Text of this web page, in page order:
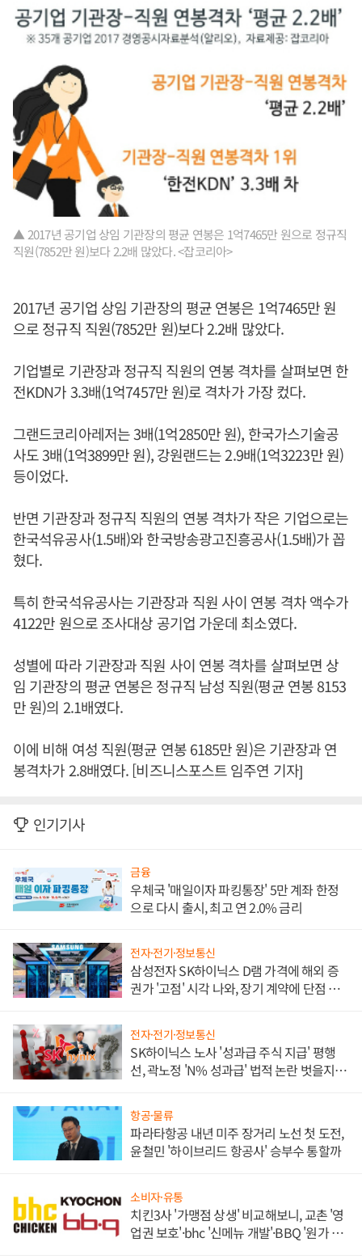
▲ 2017년 공기업 상임 기관장의 평균 연봉은 1억7465만 원으로 정규직
직원(7852만 원)보다 2.2배 많았다. <잡코리아>
2017년 공기업 상임 기관장의 평균 연봉은 1억7465만 원
으로 정규직 직원(7852만 원)보다 2.2배 많았다.
기업별로 기관장과 정규직 직원의 연봉 격차를 살펴보면 한
전KDN가 3.3배(1억7457만 원)로 격차가 가장 컸다.
그랜드코리아레저는 3배(1억2850만 원), 한국가스기술공
사도 3배(1억3899만 원), 강원랜드는 2.9배(1억3223만 원)
등이었다.
반면 기관장과 정규직 직원의 연봉 격차가 작은 기업으로는
한국석유공사(1.5배)와 한국방송광고진흥공사(1.5배)가 꼽
혔다.
특히 한국석유공사는 기관장과 직원 사이 연봉 격차 액수가
4122만 원으로 조사대상 공기업 가운데 최소였다.
성별에 따라 기관장과 직원 사이 연봉 격차를 살펴보면 상
임 기관장의 평균 연봉은 정규직 남성 직원(평균 연봉 8153
만 원)의 2.1배였다.
이에 비해 여성 직원(평균 연봉 6185만 원)은 기관장과 연
봉격차가 2.8배였다. [비즈니스포스트 임주연 기자]
인기기사
금융
우체국 '매일이자 파킹통장' 5만 계좌 한정
으로 다시 출시, 최고 연 2.0% 금리
전자·전기·정보통신
삼성전자 SK하이닉스 D램 가격에 해외 증
권가 '고점' 시각 나와, 장기 계약에 단점 부
전자·전기·정보통신
SK하이닉스 노사 '성과급 주식 지급' 평행
선, 곽노정 'N% 성과급' 법적 논란 벗을지 주
항공·물류
파라타항공 내년 미주 장거리 노선 첫 도전,
윤철민 '하이브리드 항공사' 승부수 통할까
소비자·유통
치킨3사 '가맹점 상생' 비교해보니, 교촌 '영
업권 보호'·bhc '신메뉴 개발'·BBQ '원가 부